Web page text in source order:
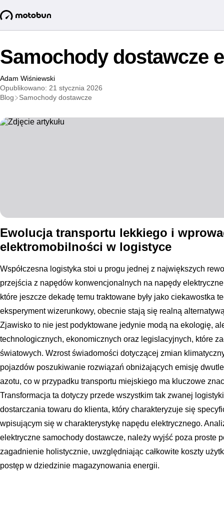
Samochody dostawcze
Adam Wiśniewski
Opublikowano: 21 stycznia 2026
Blog
Samochody dostawcze
Ewolucja transportu lekkiego i
elektromobilności w logistyce
Współczesna logistyka stoi u progu jednej z największych
przejścia z napędów konwencjonalnych na napędy
które jeszcze dekadę temu traktowane były jako ciekawostka
eksperyment wizerunkowy, obecnie stają się realną
Zjawisko to nie jest podyktowane jedynie modą na ekologię,
technologicznych, ekonomicznych oraz legislacyjnych, które
światowych. Wzrost świadomości dotyczącej zmian
pojazdów poszukiwanie rozwiązań obniżających emisję
azotu, co w przypadku transportu miejskiego ma kluczowe
Transformacja ta dotyczy przede wszystkim tak zwanej
dostarczania towaru do klienta, który charakteryzuje się
wpisującym się w charakterystykę napędu elektrycznego.
elektryczne samochody dostawcze, należy wyjść poza proste
zagadnienie holistycznie, uwzględniając całkowite koszty
postęp w dziedzinie magazynowania energii.